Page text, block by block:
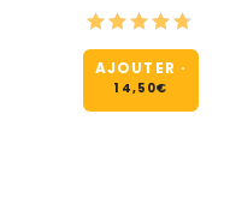
AJOUTER ·
14,50€